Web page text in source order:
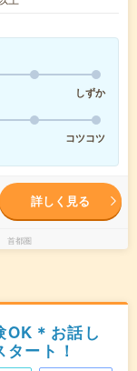
しずか
コツコツ
詳しく見る
首都圏
OK＊お話し
ート！